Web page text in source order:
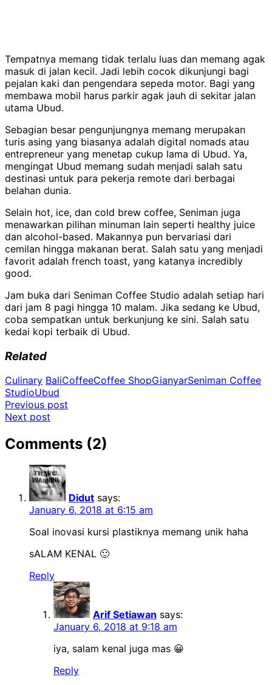
Tempatnya memang tidak terlalu luas dan memang agak
masuk di jalan kecil. Jadi lebih cocok dikunjungi bagi
pejalan kaki dan pengendara sepeda motor. Bagi yang
membawa mobil harus parkir agak jauh di sekitar jalan
utama Ubud.
Sebagian besar pengunjungnya memang merupakan
turis asing yang biasanya adalah digital nomads atau
entrepreneur yang menetap cukup lama di Ubud. Ya,
mengingat Ubud memang sudah menjadi salah satu
destinasi untuk para pekerja remote dari berbagai
belahan dunia.
Selain hot, ice, dan cold brew coffee, Seniman juga
menawarkan pilihan minuman lain seperti healthy juice
dan alcohol-based. Makannya pun bervariasi dari
cemilan hingga makanan berat. Salah satu yang menjadi
favorit adalah french toast, yang katanya incredibly
good.
Jam buka dari Seniman Coffee Studio adalah setiap hari
dari jam 8 pagi hingga 10 malam. Jika sedang ke Ubud,
coba sempatkan untuk berkunjung ke sini. Salah satu
kedai kopi terbaik di Ubud.
Related
Culinary BaliCoffeeCoffee ShopGianyarSeniman Coffee
StudioUbud
Post
navigation
Previous post
Next post
Comments (2)
Didut says:
January 6, 2018 at 6:15 am
Soal inovasi kursi plastiknya memang unik haha
sALAM KENAL 🙂
Reply
Arif Setiawan says:
January 6, 2018 at 9:18 am
iya, salam kenal juga mas 😀
Reply